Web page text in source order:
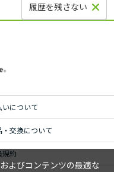
履歴を残さない
いについて
・交換について
規約
よびコンテンツの最適な